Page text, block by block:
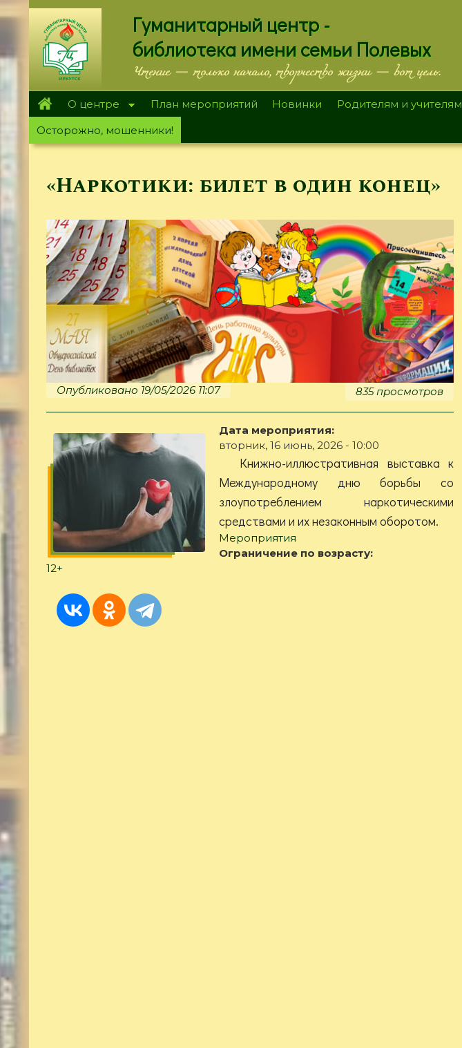
Перейти
к
основному
содержанию
Гуманитарный центр -
библиотека имени семьи Полевых
Чтение — только начало, творчество жизни — вот цель.
О центре План мероприятий Новинки Родителям и учителям
Осторожно, мошенники!
«Наркотики: билет в один конец»
Опубликовано 19/05/2026 11:07 835 просмотров
Дата мероприятия:
вторник, 16 июнь, 2026 - 10:00
Книжно-иллюстративная выставка к
Международному дню борьбы со
злоупотреблением наркотическими
средствами и их незаконным оборотом.
Мероприятия
Ограничение по возрасту:
12+